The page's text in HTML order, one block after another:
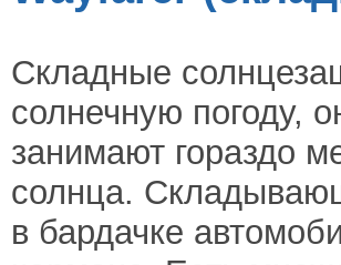
Складные
солнечную погоду,
занимают гораздо
солнца.
в бардачке